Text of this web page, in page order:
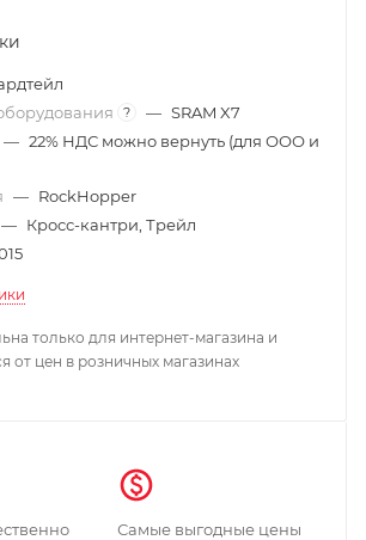
? — SRAM X7
— 22% НДС можно вернуть (для ООО и
— RockHopper
— Кросс-кантри, Трейл
только для интернет-магазина и
от цен в розничных магазинах
Самые выгодные цены